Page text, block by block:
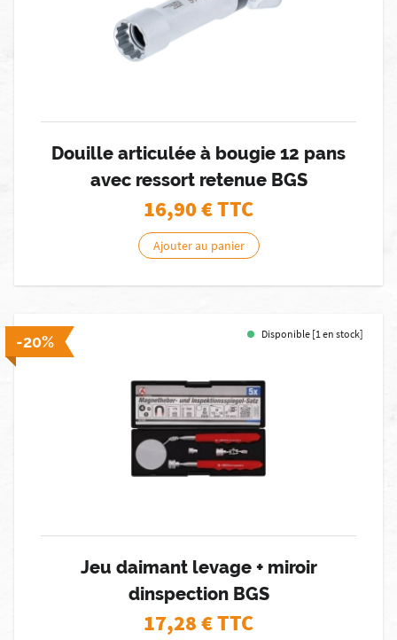
Douille articulée à bougie 12 pans
avec ressort retenue BGS
16,90€ TTC
Ajouter au panier
-20% Disponible [1 en stock]
Jeu daimant levage + miroir
dinspection BGS
17,28€ TTC